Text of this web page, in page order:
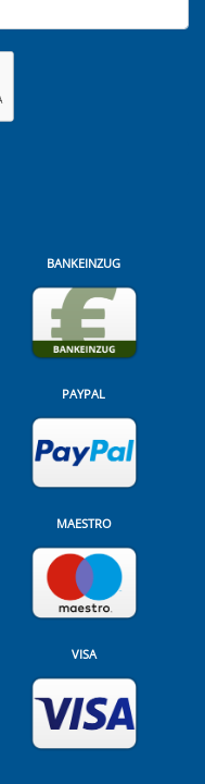
BANKEINZUG
PAYPAL
MAESTRO
VISA